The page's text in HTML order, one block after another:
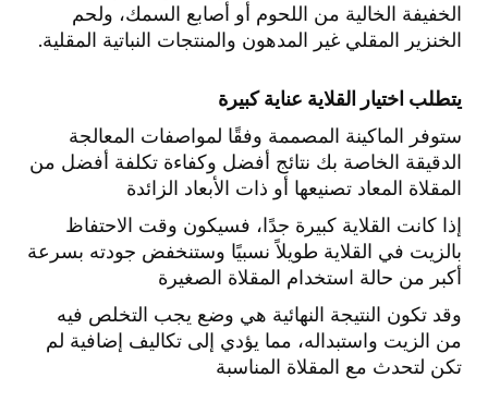
الخفيفة الخالية من اللحوم أو أصابع السمك، ولحم
الخنزير المقلي غير المدهون والمنتجات النباتية المقلية.
يتطلب اختيار القلاية عناية كبيرة
ستوفر الماكينة المصممة وفقًا لمواصفات المعالجة
الدقيقة الخاصة بك نتائج أفضل وكفاءة تكلفة أفضل من
المقلاة المعاد تصنيعها أو ذات الأبعاد الزائدة
إذا كانت القلاية كبيرة جدًا، فسيكون وقت الاحتفاظ
بالزيت في القلاية طويلاً نسبيًا وستنخفض جودته بسرعة
أكبر من حالة استخدام المقلاة الصغيرة
وقد تكون النتيجة النهائية هي وضع يجب التخلص فيه
من الزيت واستبداله، مما يؤدي إلى تكاليف إضافية لم
تكن لتحدث مع المقلاة المناسبة